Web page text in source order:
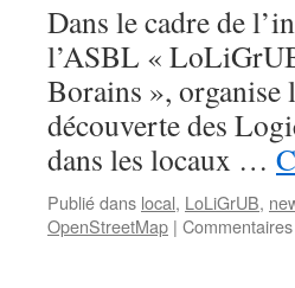
Dans le cadre de
l’ASBL «
Borains », organise
découverte des
dans les locaux …
Publié dans local, LoLiGrUB,
OpenStreetMap |